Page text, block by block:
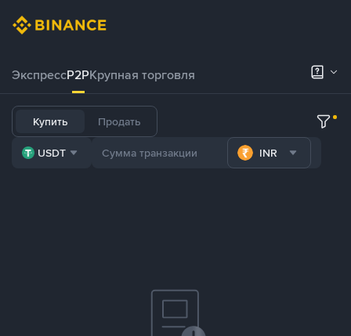
ЭкспрессP2PКрупная торговля
Купить Продать
USDT INR